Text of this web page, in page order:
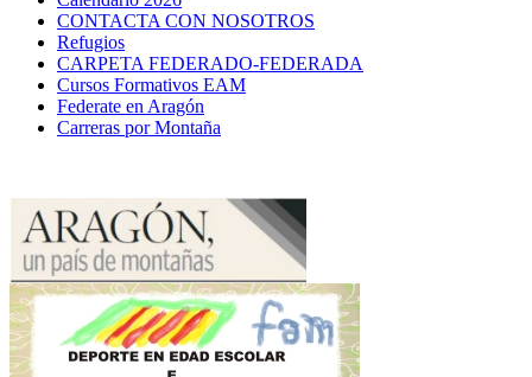
CONTACTA CON NOSOTROS
Refugios
CARPETA FEDERADO-FEDERADA
Cursos Formativos EAM
Federate en Aragón
Carreras por Montaña